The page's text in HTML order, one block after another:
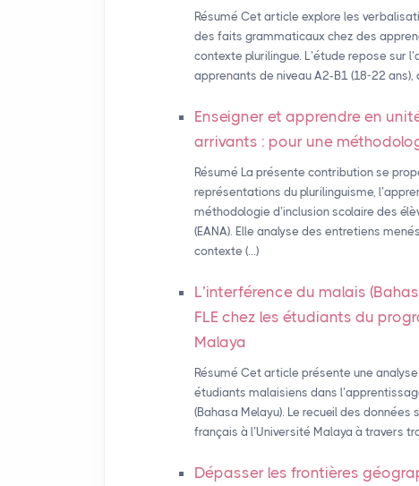
Résumé Cet article explore les
des faits grammaticaux chez des
contexte plurilingue. L’étude repose sur
apprenants de niveau A2-B1 (18-22
Enseigner et apprendre en
arrivants : pour une
Résumé La présente contribution se
représentations du plurilinguisme,
méthodologie d’inclusion scolaire des
(EANA). Elle analyse des entretiens
contexte (…)
L’interférence du malais
FLE chez les étudiants du
Malaya
Résumé Cet article présente une
étudiants malaisiens dans
(Bahasa Melayu). Le recueil des
français à l’Université Malaya à travers
Dépasser les frontières